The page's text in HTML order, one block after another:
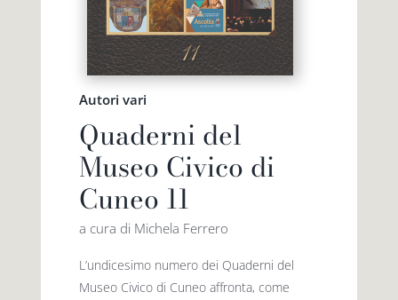
Autori vari
Quaderni del
Museo Civico di
Cuneo 11
a cura di Michela Ferrero
L’undicesimo numero dei Quaderni del
Museo Civico di Cuneo affronta, come